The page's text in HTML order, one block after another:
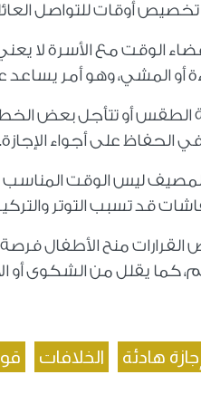
أوقات للتواصل
مع الأسرة لا يعني
أو المشي، وهو أمر يساعد
الطقس أو تتأجل بعض
الحفاظ على أجواء الإجازة.
ليس الوقت المناسب
قد تسبب التوتر
منح الأطفال فرصة
يقلل من الشكوى أو
هادئة الخلافات